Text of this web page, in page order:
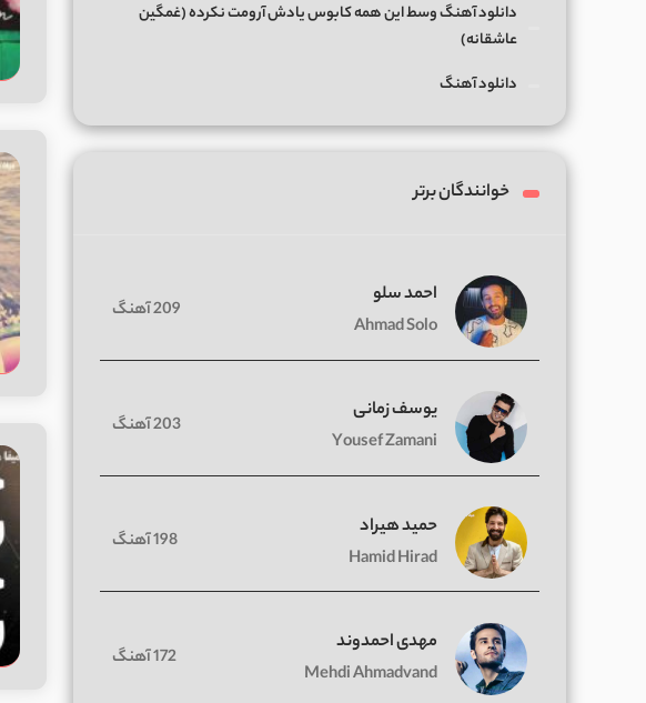
دانلود آهنگ وسط این همه کابوس یادش آرومت نکرده (غمگین
عاشقانه)
دانلود آهنگ
خوانندگان برتر
احمد سلو
Ahmad Solo
209 آهنگ
یوسف زمانی
Yousef Zamani
203 آهنگ
حمید هیراد
Hamid Hirad
198 آهنگ
مهدی احمدوند
Mehdi Ahmadvand
172 آهنگ